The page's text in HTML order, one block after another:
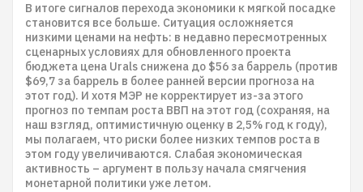
В итоге сигналов перехода экономики к мягкой посадке
становится все больше. Ситуация осложняется
низкими ценами на нефть: в недавно пересмотренных
сценарных условиях для обновленного проекта
бюджета цена Urals снижена до $56 за баррель (против
$69,7 за баррель в более ранней версии прогноза на
этот год). И хотя МЭР не корректирует из-за этого
прогноз по темпам роста ВВП на этот год (сохраняя, на
наш взгляд, оптимистичную оценку в 2,5% год к году),
мы полагаем, что риски более низких темпов роста в
этом году увеличиваются. Слабая экономическая
активность – аргумент в пользу начала смягчения
монетарной политики уже летом.